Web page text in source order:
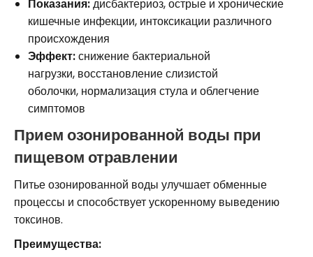
Показания:дисбактериоз, острые и хронические
кишечные инфекции, интоксикации различного
происхождения
Эффект:снижение бактериальной
нагрузки, восстановление слизистой
оболочки, нормализация стула и облегчение
симптомов
Прием озонированной воды при
пищевом отравлении
Питье озонированной воды улучшает обменные
процессы и способствует ускоренному выведению
токсинов.
Преимущества: